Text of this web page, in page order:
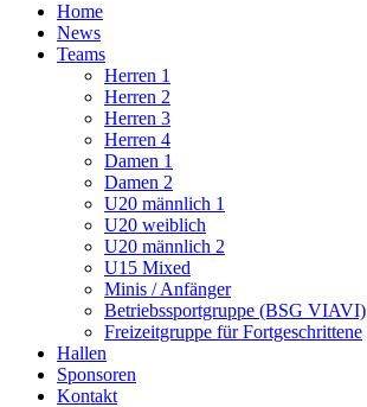
Home
News
Teams
Herren 1
Herren 2
Herren 3
Herren 4
Damen 1
Damen 2
U20 männlich 1
U20 weiblich
U20 männlich 2
U15 Mixed
Minis / Anfänger
Betriebssportgruppe (BSG VIAVI)
Freizeitgruppe für Fortgeschrittene
Hallen
Sponsoren
Kontakt